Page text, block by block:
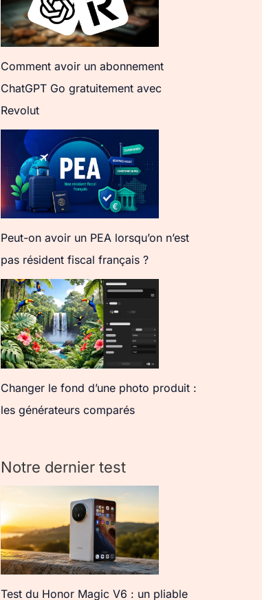
Comment avoir un abonnement
ChatGPT Go gratuitement avec
Revolut
Peut-on avoir un PEA lorsqu’on n’est
pas résident fiscal français ?
Changer le fond d’une photo produit :
les générateurs comparés
Notre dernier test
Test du Honor Magic V6 : un pliable